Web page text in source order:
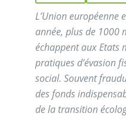
L’Union européenne
année, plus de 1000
échappent aux Etats
pratiques d’évasion
social. Souvent
des fonds
de la transition